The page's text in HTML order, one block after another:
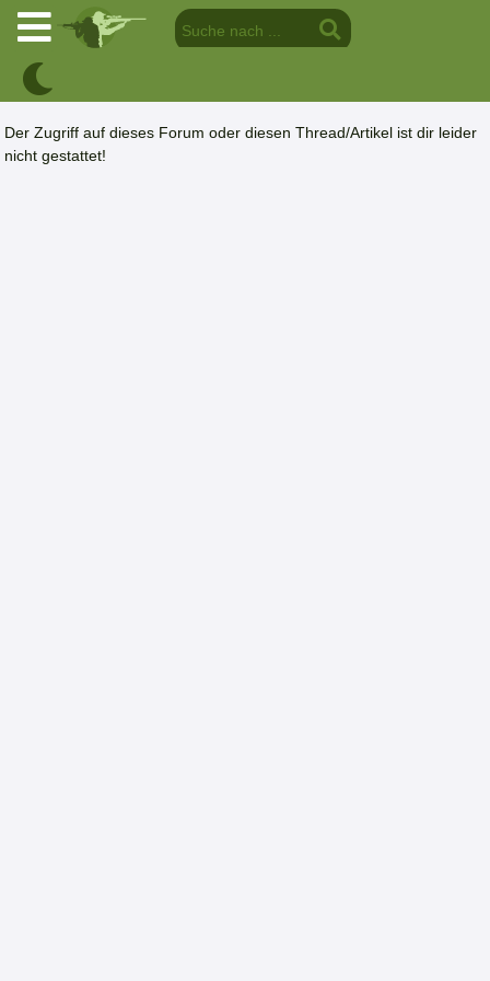
Der Zugriff auf dieses Forum oder diesen Thread/Artikel ist dir leider
nicht gestattet!